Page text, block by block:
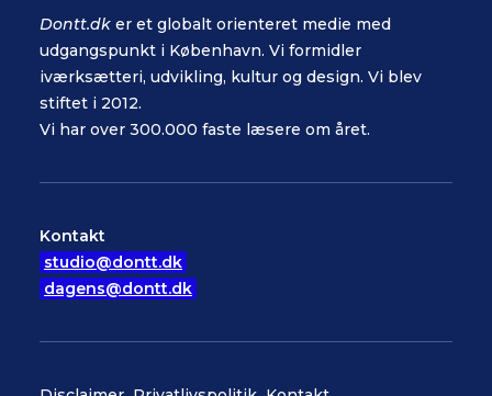
Dontt.dk er et globalt orienteret medie med
udgangspunkt i København. Vi formidler
iværksætteri, udvikling, kultur og design. Vi blev
stiftet i 2012.
Vi har over 300.000 faste læsere om året.
Kontakt
studio@dontt.dk
dagens@dontt.dk